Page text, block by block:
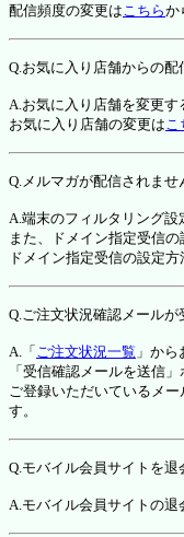
配信頻度の変更はこちらか
Q.お気に入り店舗からの
A.お気に入り店舗を変更す
お気に入り店舗の変更はこ
Q.メルマガが配信されませ
A.端末のフィルタリング設
また、ドメイン指定受信の
ドメイン指定受信の設定方
Q.ご注文状況確認メールが
A.「 ご注文状況一覧 」から
「受信確認メールを送信
ご登録いただいているメ
す。
Q.モバイル会員サイトを退
A.モバイル会員サイトの退